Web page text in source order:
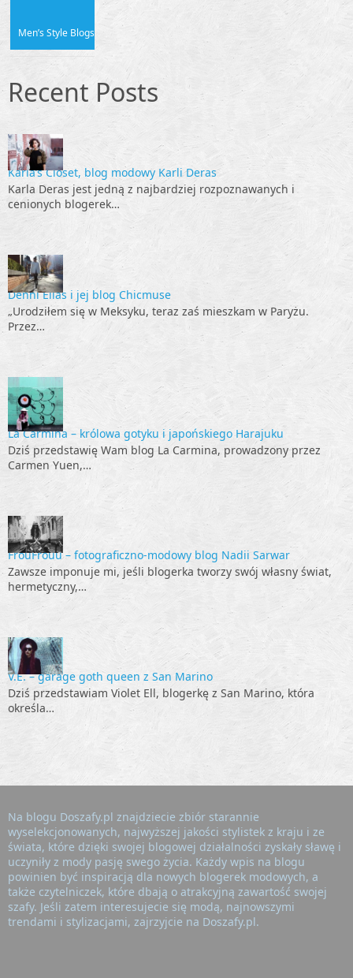
Men’s Style Blogs
Recent Posts
Karla’s Closet, blog modowy Karli Deras
Karla Deras jest jedną z najbardziej rozpoznawanych i
cenionych blogerek…
Denni Elias i jej blog Chicmuse
„Urodziłem się w Meksyku, teraz zaś mieszkam w Paryżu.
Przez…
La Carmina – królowa gotyku i japońskiego Harajuku
Dziś przedstawię Wam blog La Carmina, prowadzony przez
Carmen Yuen,…
FrouFrouu – fotograficzno-modowy blog Nadii Sarwar
Zawsze imponuje mi, jeśli blogerka tworzy swój własny świat,
hermetyczny,…
V.E. – garage goth queen z San Marino
Dziś przedstawiam Violet Ell, blogerkę z San Marino, która
określa…
Na blogu Doszafy.pl znajdziecie zbiór starannie
wyselekcjonowanych, najwyższej jakości stylistek z kraju i ze
świata, które dzięki swojej blogowej działalności zyskały sławę i
uczyniły z mody pasję swego życia. Każdy wpis na blogu
powinien być inspiracją dla nowych blogerek modowych, a
także czytelniczek, które dbają o atrakcyjną zawartość swojej
szafy. Jeśli zatem interesujecie się modą, najnowszymi
trendami i stylizacjami, zajrzyjcie na Doszafy.pl.